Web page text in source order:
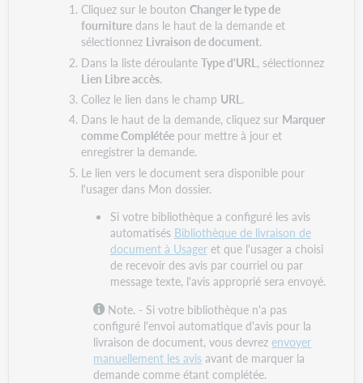
Cliquez sur le bouton Changer le type de
fournituredans le haut de la demande et
sélectionnez Livraison de document.
Dans la liste déroulante Type d'URL , sélectionnez
Lien Libre accès.
Collez le lien dans le champ URL.
Dans le haut de la demande, cliquez sur Marquer
comme Complétéepour mettre à jour et
enregistrer la demande.
Le lien vers le document sera disponible pour
l'usager dans Mon dossier.
Si votre bibliothèque a configuré les avis
automatisés Bibliothèque de livraison de
document à Usageret que l'usager a choisi
de recevoir des avis par courriel ou par
message texte, l'avis approprié sera envoyé.
Note. - Si votre bibliothèque n'a pas
configuré l'envoi automatique d'avis pour la
livraison de document, vous devrezenvoyer
manuellement les avis avant de marquer la
demande comme étant complétée.